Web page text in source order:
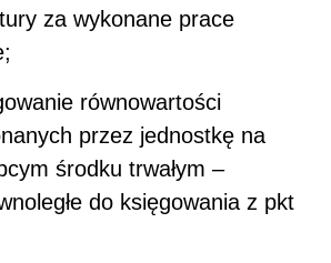
za wykonane prace
równowartości
przez jednostkę na
środku trwałym –
do księgowania z pkt